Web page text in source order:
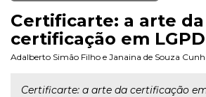
Certificarte: a arte da
certificação em LGPD
Adalberto Simão Filho e Janaina de Souza
Certificarte: a arte da certificação